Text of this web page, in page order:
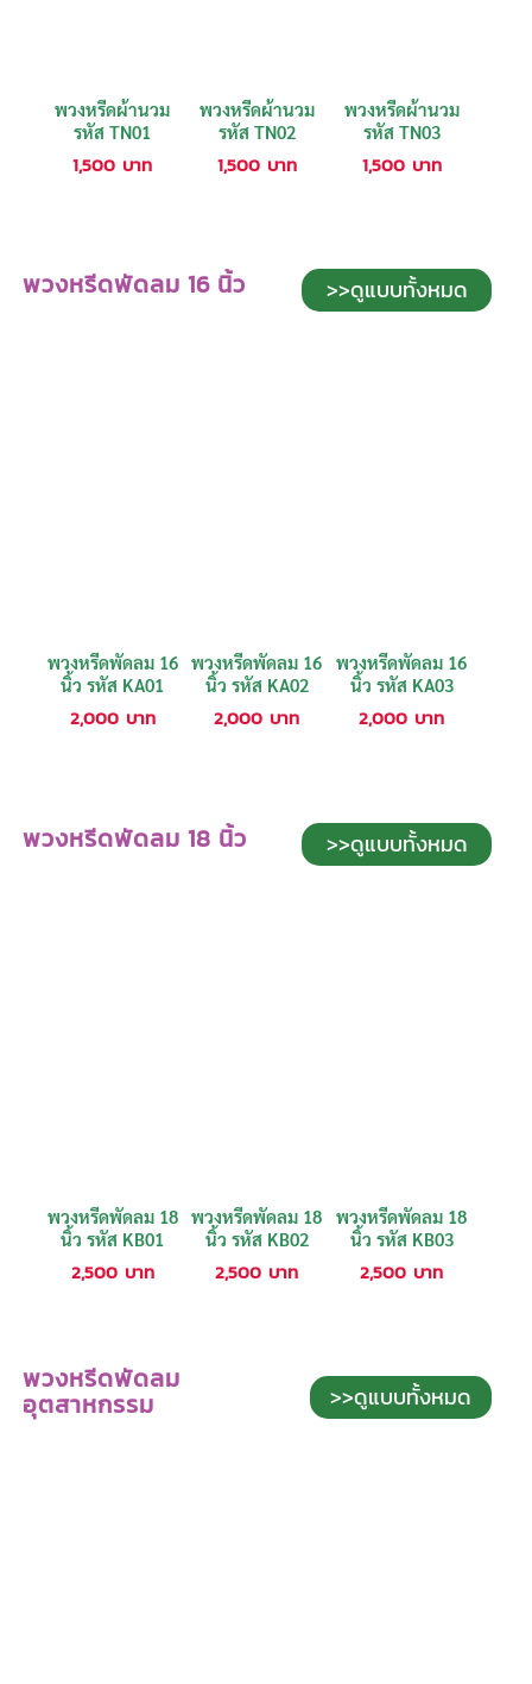
พวงหรีดผ้านวม
รหัส TN01
1,500 บาท
พวงหรีดผ้านวม
รหัส TN02
1,500 บาท
พวงหรีดผ้านวม
รหัส TN03
1,500 บาท
พวงหรีดพัดลม 16 นิ้ว >>ดูแบบทั้งหมด
พวงหรีดพัดลม 16
นิ้ว รหัส KA01
2,000 บาท
พวงหรีดพัดลม 16
นิ้ว รหัส KA02
2,000 บาท
พวงหรีดพัดลม 16
นิ้ว รหัส KA03
2,000 บาท
พวงหรีดพัดลม 18 นิ้ว >>ดูแบบทั้งหมด
พวงหรีดพัดลม 18
นิ้ว รหัส KB01
2,500 บาท
พวงหรีดพัดลม 18
นิ้ว รหัส KB02
2,500 บาท
พวงหรีดพัดลม 18
นิ้ว รหัส KB03
2,500 บาท
พวงหรีดพัดลม
อุตสาหกรรม >>ดูแบบทั้งหมด